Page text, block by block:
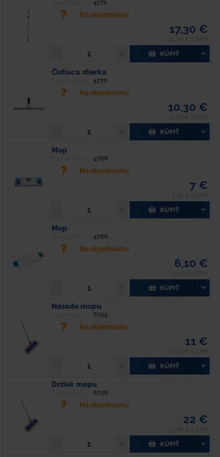
4771
Na objednávku
17,30 €
KÚPIŤ
Čistiaca stierka
4770
Na objednávku
10,30 €
KÚPIŤ
Mop
4768
Na objednávku
7 €
KÚPIŤ
Mop
4766
Na objednávku
6,10 €
KÚPIŤ
Násada mopu
6755
Na objednávku
11 €
KÚPIŤ
Držiak mopu
6756
Na objednávku
22 €
KÚPIŤ